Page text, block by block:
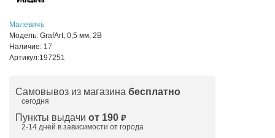
Малевичъ
Модель: GrafArt, 0,5 мм, 2B
Наличие: 17
Артикул:197251
Самовывоз из магазина бесплатно
сегодня
Пункты выдачи от 190 ₽
2-14 дней в зависимости от города